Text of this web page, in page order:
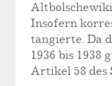
Insofern
tangierte. Da
1936 bis
Artikel 58 des